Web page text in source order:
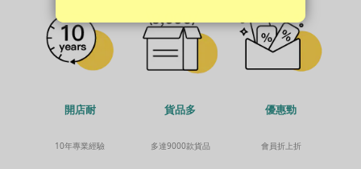
開店耐
10年專業經驗
貨品多
多達9000款貨品
優惠勁
會員折上折